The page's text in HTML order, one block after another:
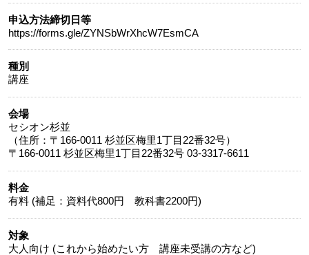
申込方法締切日等
https://forms.gle/ZYNSbWrXhcW7EsmCA
種別
講座
会場
セシオン杉並
（住所：〒166-0011 杉並区梅里1丁目22番32号）
料金
有料 (補足：資料代800円 教科書2200円)
対象
大人向け (これから始めたい方 講座未受講の方など)